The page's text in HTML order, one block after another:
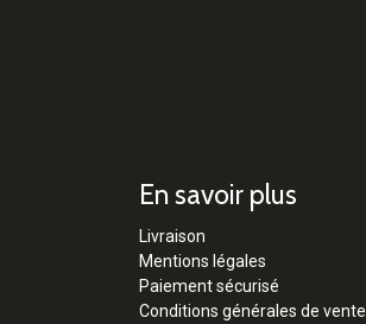
En savoir plus
Livraison
Mentions légales
Paiement sécurisé
Conditions générales de vente